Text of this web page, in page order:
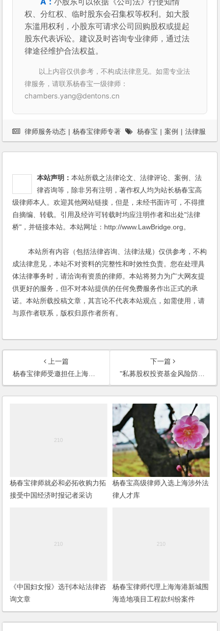
权、分红权、临时股东会召集权等权利。如大股
东滥用权利，小股东可请求公司回购股权或提起
股东代表诉讼。建议及时咨询专业律师，通过法
律途径维护合法权益。
以上内容仅供参考，不构成法律意见。如需专业法
律服务，请联系杨春宝一级律师：
chambers.yang@dentons.cn
律师服务动态 | 杨春宝律师专著 杨春宝 | 案例 | 法律服
本站声明：本站所载之法律论文、法律评论、案例、法
律咨询等，除非另有注明，著作权人均为站长杨春宝高
级律师本人。欢迎其他网站链接，但是，未经书面许可，不得擅
自摘编、转载。引用及经许可转载时均应注明作者和出处"法律
桥"，并链接本站。本站网址：http://www.LawBridge.org。
本站所有内容（包括法律咨询、法律法规）仅供参考，不构
成法律意见，本站不对资料的完整性和时效性负责。您在处理具
体法律事务时，请洽询有资质的律师。本站将努力为广大网友提
供更好的服务，但不对本站提供的任何免费服务作出正式的承
诺。本站所载投稿文章，其言论不代表本站观点，如需使用，请
与原作者联系，版权归原作者所有。
上一篇
杨春宝律师受邀担任上海市商务委跨国经营人才并购培训班讲师
下一篇
"私募股权投资基金风险防控专场研讨会"成功举办
杨春宝律师就必和必拓收购力拓
接受中国经济时报记者采访
杨春宝高级律师入选上海涉外法
律人才库
《中国妇女报》选刊本站法律咨
询文章
杨春宝律师代理上海海港新城围
海造地项目工程款纠纷案件